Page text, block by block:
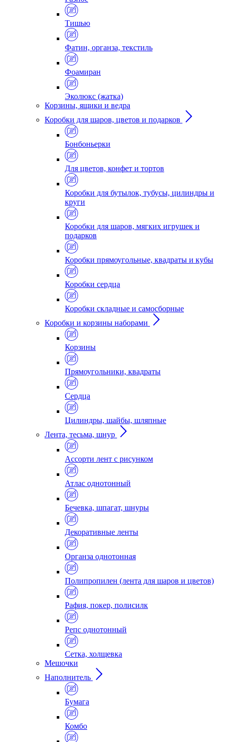
Тишью
Фатин, органза, текстиль
Фоамиран
Эколюкс (жатка)
Корзины, ящики и ведра
Коробки для шаров, цветов и подарков
Бонбоньерки
Для цветов, конфет и тортов
Коробки для бутылок, тубусы, цилиндры и
круги
Коробки для шаров, мягких игрушек и
подарков
Коробки прямоугольные, квадраты и кубы
Коробки сердца
Коробки складные и самосборные
Коробки и корзины наборами
Корзины
Прямоугольники, квадраты
Сердца
Цилиндры, шайбы, шляпные
Лента, тесьма, шнур
Ассорти лент с рисунком
Атлас однотонный
Бечевка, шпагат, шнуры
Декоративные ленты
Органза однотонная
Полипропилен (лента для шаров и цветов)
Рафия, покер, полисилк
Репс однотонный
Сетка, холщевка
Мешочки
Наполнитель
Бумага
Комбо